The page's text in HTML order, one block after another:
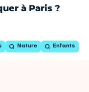
à Paris ?
Nature Enfants